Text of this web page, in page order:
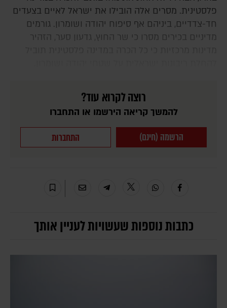
פלסטינית. מסרים אלה הובילו את ישראל לאיים בצעדים
חד-צדדיים, ביניהם אף סיפוח יהודה ושומרון. גורמים
מדיניים בכירים מסרו כי שר החוץ, גדעון סער, הזהיר
רוצה לקרוא עוד?
להמשך קריאה הירשמו או התחברו
הרשמה (חינם) התחברות
כתבות נוספות שעשויות לעניין אותך